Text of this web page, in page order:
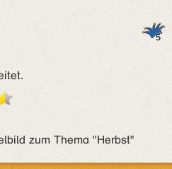
zum Thema "Herbst"